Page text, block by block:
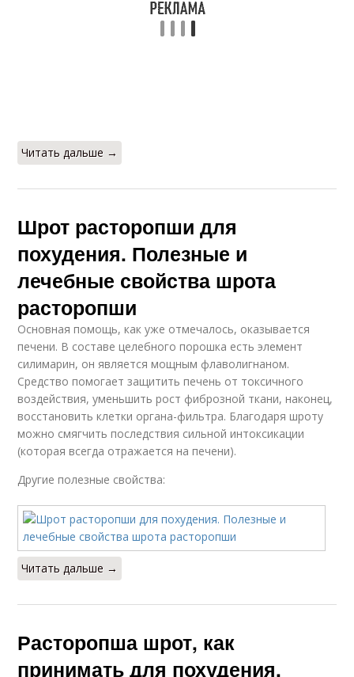
Читать дальше →
Шрот расторопши для
похудения. Полезные и
лечебные свойства шрота
расторопши
Основная помощь, как уже отмечалось, оказывается
печени. В составе целебного порошка есть элемент
силимарин, он является мощным флаволигнаном.
Средство помогает защитить печень от токсичного
воздействия, уменьшить рост фиброзной ткани, наконец,
восстановить клетки органа-фильтра. Благодаря шроту
можно смягчить последствия сильной интоксикации
(которая всегда отражается на печени).
Другие полезные свойства:
Читать дальше →
Расторопша шрот, как
принимать для похудения.